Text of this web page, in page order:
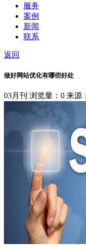
服务
案例
新闻
联系
返回
做好网站优化有哪些好处
03月刊 浏览量：0 来源：